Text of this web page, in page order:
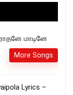
மாடினே
More Songs
Lyrics –